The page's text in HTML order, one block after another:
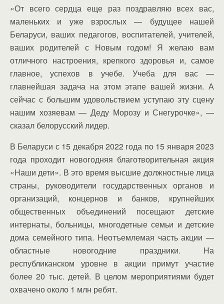
«От всего сердца еще раз поздравляю всех вас,
маленьких и уже взрослых — будущее нашей
Беларуси, ваших педагогов, воспитателей, учителей,
ваших родителей с Новым годом! Я желаю вам
отличного настроения, крепкого здоровья и, самое
главное, успехов в учебе. Учеба для вас —
главнейшая задача на этом этапе вашей жизни. А
сейчас с большим удовольствием уступаю эту сцену
нашим хозяевам — Деду Морозу и Снегурочке», —
сказал белорусский лидер.
В Беларуси с 15 декабря 2022 года по 15 января 2023
года проходит новогодняя благотворительная акция
«Наши дети». В это время высшие должностные лица
страны, руководители государственных органов и
организаций, концернов и банков, крупнейших
общественных объединений посещают детские
интернаты, больницы, многодетные семьи и детские
дома семейного типа. Неотъемлемая часть акции —
областные новогодние праздники. На
республиканском уровне в акции примут участие
более 20 тыс. детей. В целом мероприятиями будет
охвачено около 1 млн ребят.